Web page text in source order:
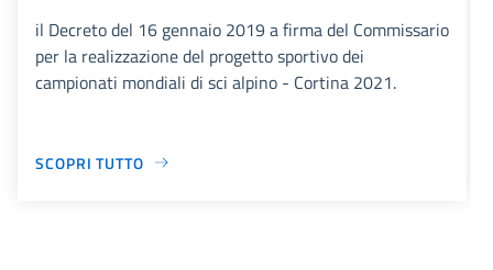
il Decreto del 16 gennaio 2019 a firma del Commissario
per la realizzazione del progetto sportivo dei
campionati mondiali di sci alpino - Cortina 2021.
SCOPRI TUTTO